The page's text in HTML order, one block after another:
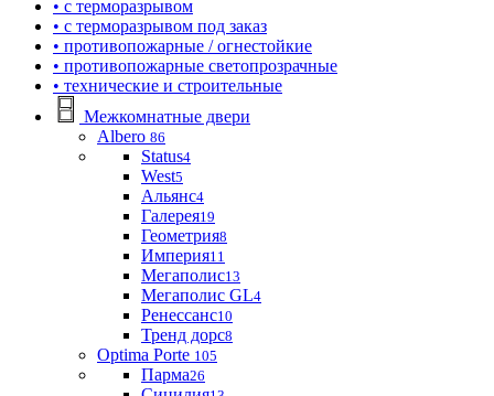
• с терморазрывом
• с терморазрывом под заказ
• противопожарные / огнестойкие
• противопожарные светопрозрачные
• технические и строительные
Межкомнатные двери
Albero 86
Status4
West5
Альянс4
Галерея19
Геометрия8
Империя11
Мегаполис13
Мегаполис GL4
Ренессанс10
Тренд дорс8
Optima Porte 105
Парма26